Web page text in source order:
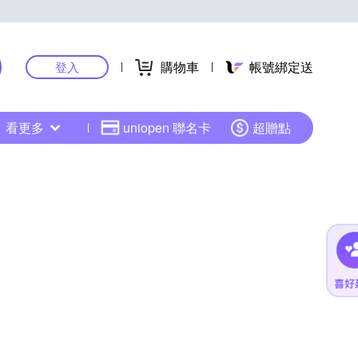
登入 購物車 帳號綁定送
看更多 uniopen 聯名卡 超贈點